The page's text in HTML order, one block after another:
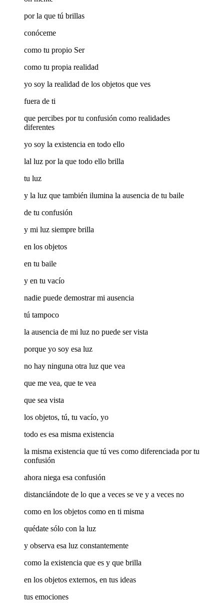
por la que tú brillas
conóceme
como tu propio Ser
como tu propia realidad
yo soy la realidad de los objetos que ves
fuera de ti
que percibes por tu confusión como realidades
diferentes
yo soy la existencia en todo ello
lal luz por la que todo ello brilla
tu luz
y la luz que también ilumina la ausencia de tu baile
de tu confusión
y mi luz siempre brilla
en los objetos
en tu baile
y en tu vacío
nadie puede demostrar mi ausencia
tú tampoco
la ausencia de mi luz no puede ser vista
porque yo soy esa luz
no hay ninguna otra luz que vea
que me vea, que te vea
que sea vista
los objetos, tú, tu vacío, yo
todo es esa misma existencia
la misma existencia que tú ves como diferenciada por tu
confusión
ahora niega esa confusión
distanciándote de lo que a veces se ve y a veces no
como en los objetos como en ti misma
quédate sólo con la luz
y observa esa luz constantemente
como la existencia que es y que brilla
en los objetos externos, en tus ideas
tus emociones